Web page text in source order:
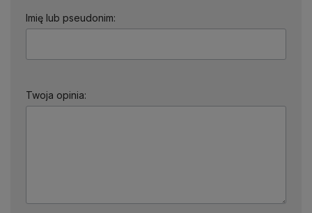
Imię lub pseudonim:
Twoja opinia: